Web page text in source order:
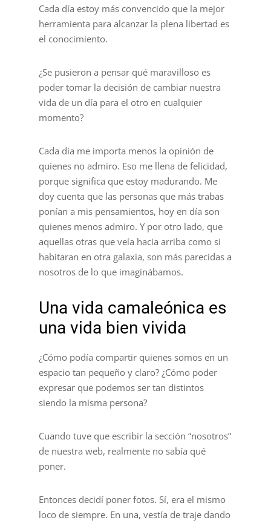
Cada día estoy más convencido que la mejor
herramienta para alcanzar la plena libertad es
el conocimiento.
¿Se pusieron a pensar qué maravilloso es
poder tomar la decisión de cambiar nuestra
vida de un día para el otro en cualquier
momento?
Cada día me importa menos la opinión de
quienes no admiro. Eso me llena de felicidad,
porque significa que estoy madurando. Me
doy cuenta que las personas que más trabas
ponían a mis pensamientos, hoy en día son
quienes menos admiro. Y por otro lado, que
aquellas otras que veía hacia arriba como si
habitaran en otra galaxia, son más parecidas a
nosotros de lo que imaginábamos.
Una vida camaleónica es
una vida bien vivida
¿Cómo podía compartir quienes somos en un
espacio tan pequeño y claro? ¿Cómo poder
expresar que podemos ser tan distintos
siendo la misma persona?
Cuando tuve que escribir la sección “nosotros”
de nuestra web, realmente no sabía qué
poner.
Entonces decidí poner fotos. Sí, era el mismo
loco de siempre. En una, vestía de traje dando